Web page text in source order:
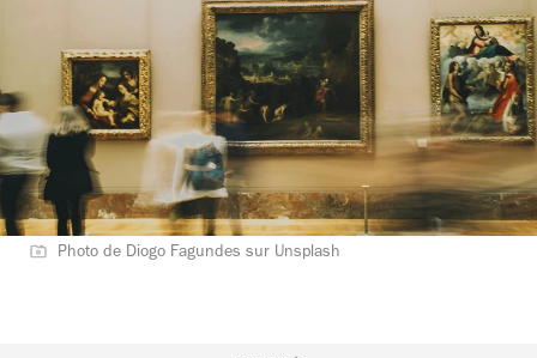
Photo de Diogo Fagundes sur Unsplash